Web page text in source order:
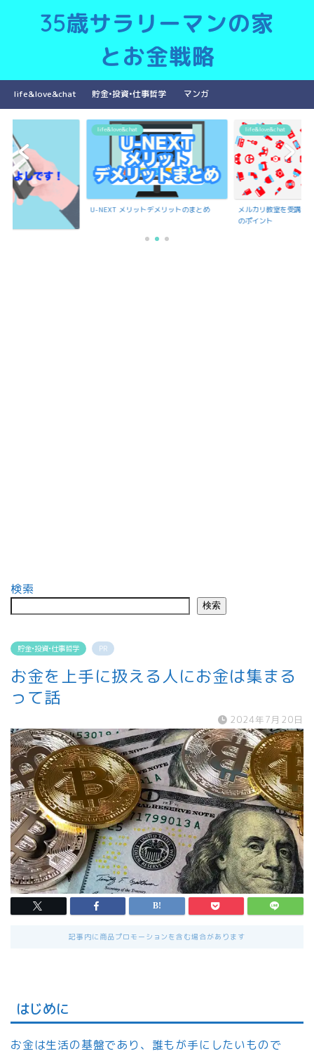
35歳サラリーマンの家
とお金戦略
life&love&chat 貯金•投資•仕事哲学 マンガ
life&love&chat
U-NEXT メリットデメリットのまとめ
life&love&chat
メルカリ教室を受講で
のポイント
検索
検索
貯金•投資•仕事哲学 PR
お金を上手に扱える人にお金は集まる
って話
2024年7月20日
記事内に商品プロモーションを含む場合があります
はじめに
お金は生活の基盤であり、誰もが手にしたいもので